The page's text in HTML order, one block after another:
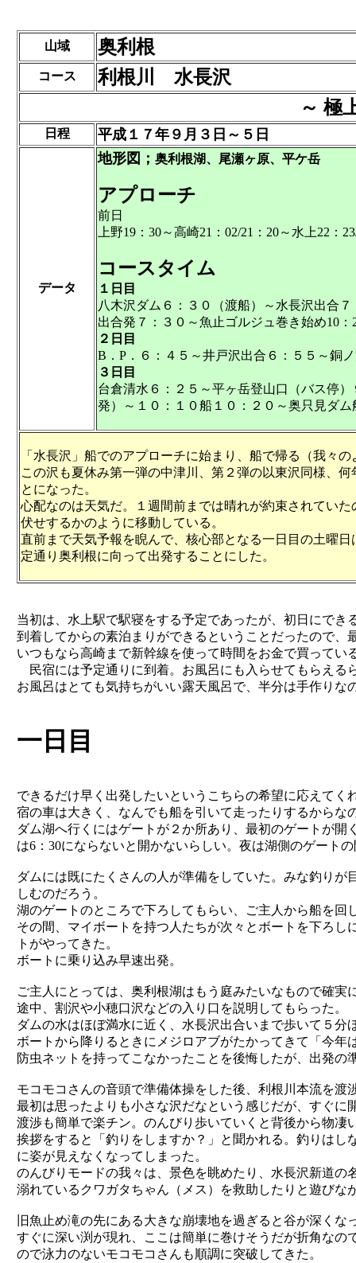
山域 奥利根
コース
利根川 水長沢
～ 極
日程 平成１７年９月３日～５日
データ
地形図； 奥利根湖、尾瀬ヶ原、平ケ岳
アプローチ
前日
上野19：30～高崎21：02/21：20～水上22：
コースタイム
１日目
八木沢ダム６：３０（渡船）～水長沢出合７
出合発７：３０～魚止ゴルジュ巻き始め10
２日目
B．P．６：４５～井戸沢出合６：５５～銅
３日目
台倉清水６：２５～平ヶ岳登山口（バス停
発）～１０：１０船１０：２０～奥只見ダ
「水長沢」船でのアプローチに始まり、船で帰る（我々
この沢も夏休み第一弾の中津川、第２弾の以東沢同様、
とになった。
心配なのは天気だ。１週間前までは晴れが約束されてい
伏せするかのように移動している。
直前まで天気予報を睨んで、核心部となる一日目の土曜
定通り奥利根に向って出発することにした。
当初は、水上駅で駅寝をする予定であったが、初日にで
到着してからの素泊まりができるということだったので
いつもなら高崎まで新幹線を使って時間をお金で買って
民宿には予定通りに到着。お風呂にも入らせてもらえる
お風呂はとても気持ちがいい露天風呂で、半分は手作り
一日目
できるだけ早く出発したいというこちらの希望に応えてく
宿の車は大きく、なんでも船を引いて走ったりするからな
ダム湖へ行くにはゲートが２か所あり、最初のゲートが
は6：30にならないと開かないらしい。夜は湖側のゲート
ダムには既にたくさんの人が準備をしていた。みな釣り
しむのだろう。
湖のゲートのところで下ろしてもらい、ご主人から船を
その間、マイボートを持つ人たちが次々とボートを下ろ
トがやってきた。
ボートに乗り込み早速出発。
ご主人にとっては、奥利根湖はもう庭みたいなもので確実
途中、割沢や小穂口沢などの入り口を説明してもらった。
ダムの水はほぼ満水に近く、水長沢出合いまで歩いて５分
ボートから降りるときにメジロアブがたかってきて「今
防虫ネットを持ってこなかったことを後悔したが、出発
モコモコさんの音頭で準備体操をした後、利根川本流を渡
最初は思ったよりも小さな沢だなという感じだが、すぐに
渡渉も簡単で楽チン。のんびり歩いていくと背後から物凄
挨拶をすると「釣りをしますか？」と聞かれる。釣りは
に姿が見えなくなってしまった。
のんびりモードの我々は、景色を眺めたり、水長沢新道
溺れているクワガタちゃん（メス）を救助したりと遊びな
旧魚止め滝の先にある大きな崩壊地を過ぎると谷が深くな
すぐに深い渕が現れ、ここは簡単に巻けそうだが折角な
ので泳力のないモコモコさんも順調に突破してきた。